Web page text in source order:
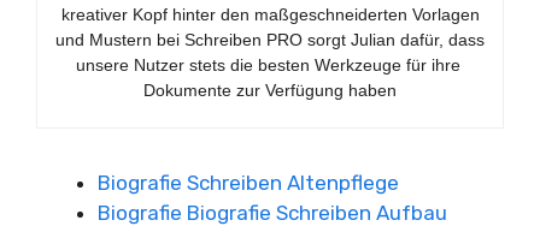
kreativer Kopf hinter den maßgeschneiderten Vorlagen
und Mustern bei Schreiben PRO sorgt Julian dafür, dass
unsere Nutzer stets die besten Werkzeuge für ihre
Dokumente zur Verfügung haben
Biografie Schreiben Altenpflege
Biografie Biografie Schreiben Aufbau